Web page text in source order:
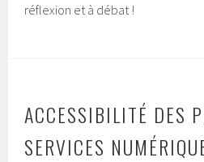
réflexion et à débat !
ACCESSIBILITÉ DES
SERVICES